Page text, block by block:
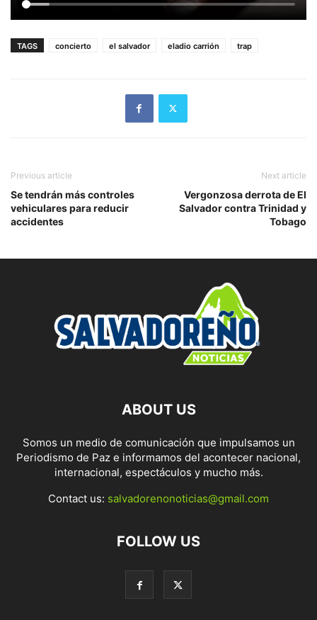
TAGS concierto el salvador eladio carrión trap
Previous article
Se tendrán más controles
vehiculares para reducir
accidentes
Next article
Vergonzosa derrota de El
Salvador contra Trinidad y
Tobago
ABOUT US
Somos un medio de comunicación que impulsamos un
Periodismo de Paz e informamos del acontecer nacional,
internacional, espectáculos y mucho más.
Contact us: salvadorenonoticias@gmail.com
FOLLOW US